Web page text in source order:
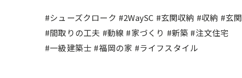
#シューズクローク #2WaySC #玄関収納 #収納 #玄関
#間取りの工夫 #動線 #家づくり #新築 #注文住宅
#一級建築士 #福岡の家 #ライフスタイル